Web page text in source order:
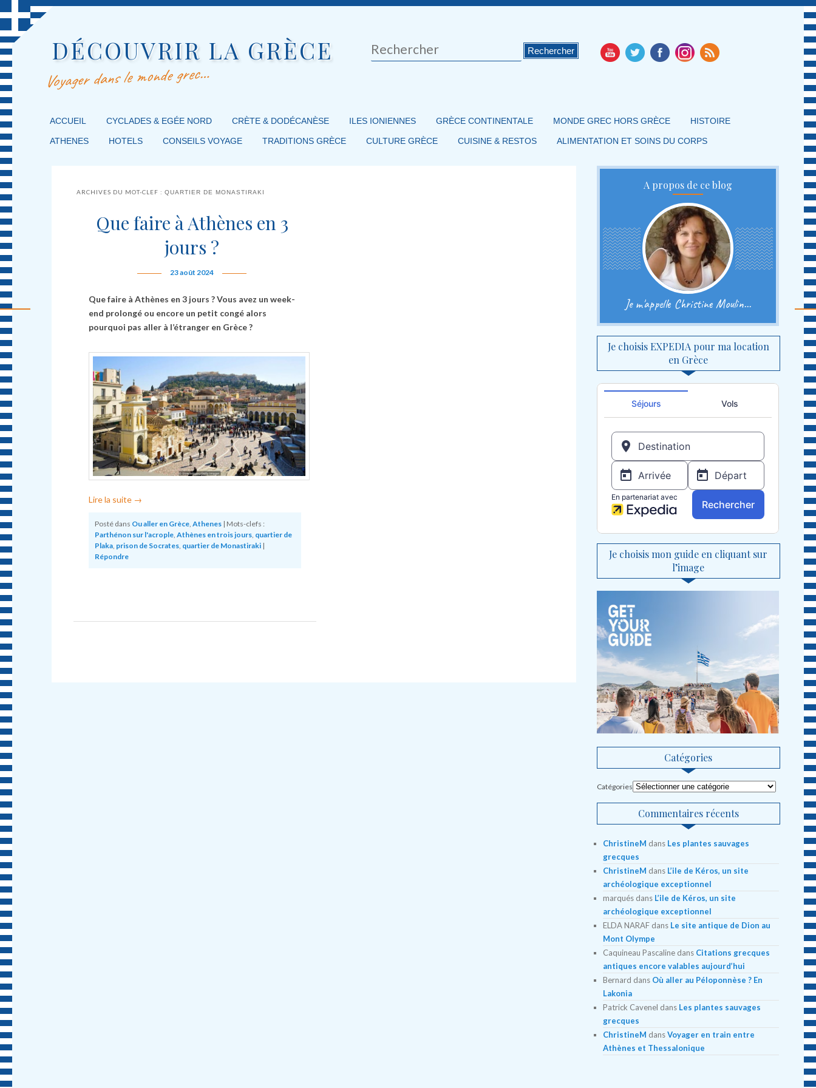
DÉCOUVRIR LA GRÈCE
Voyager dans le monde grec…
Rechercher
MENU PRINCIPAL
MASQUER LA NAVIGATION PRINCIPALE
MASQUER LA NAVIGATION SECONDAIRE
ACCUEIL CYCLADES & EGÉE NORD CRÈTE & DODÉCANÈSE ILES IONIENNES GRÈCE CONTINENTALE MONDE GREC HORS GRÈCE HISTOIRE
ATHENES HOTELS CONSEILS VOYAGE TRADITIONS GRÈCE CULTURE GRÈCE CUISINE & RESTOS ALIMENTATION ET SOINS DU CORPS
ARCHIVES DU MOT-CLEF :QUARTIER DE MONASTIRAKI
Que faire à Athènes en 3
jours ?
23 août 2024
Que faire à Athènes en 3 jours ? Vous avez un week-
end prolongé ou encore un petit congé alors
pourquoi pas aller à l’étranger en Grèce ?
Lire la suite →
Posté dans Ou aller en Grèce, Athenes | Mots-clefs :
Parthénon sur l'acrople, Athènes en trois jours, quartier de
Plaka, prison de Socrates, quartier de Monastiraki |
Répondre
A propos de ce blog
Je m'appelle Christine Moulin...
Je choisis EXPEDIA pour ma location
en Grèce
Je choisis mon guide en cliquant sur
l’image
Catégories
Catégories
Commentaires récents
ChristineM dans Les plantes sauvages
grecques
ChristineM dans L’ile de Kéros, un site
archéologique exceptionnel
marquésdans L’ile de Kéros, un site
archéologique exceptionnel
ELDA NARAFdans Le site antique de Dion au
Mont Olympe
Caquineau Pascalinedans Citations grecques
antiques encore valables aujourd’hui
Bernard dans Où aller au Péloponnèse ? En
Lakonia
Patrick Cavenel dans Les plantes sauvages
grecques
ChristineM dansVoyager en train entre
Athènes et Thessalonique